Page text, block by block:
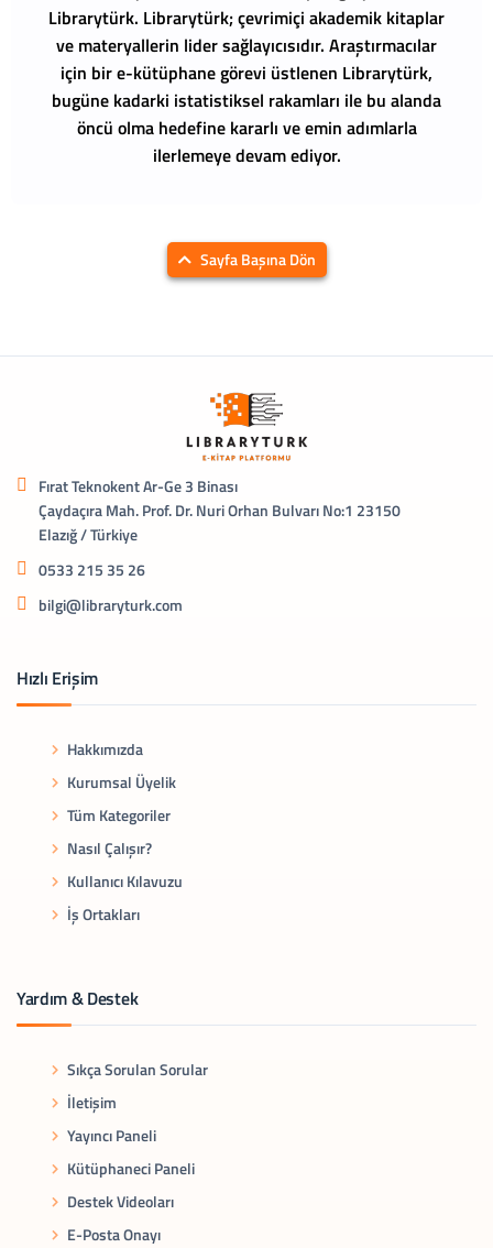
Librarytürk. Librarytürk; çevrimiçi akademik kitaplar
ve materyallerin lider sağlayıcısıdır. Araştırmacılar
için bir e-kütüphane görevi üstlenen Librarytürk,
bugüne kadarki istatistiksel rakamları ile bu alanda
öncü olma hedefine kararlı ve emin adımlarla
ilerlemeye devam ediyor.
Sayfa Başına Dön
Fırat Teknokent Ar-Ge 3 Binası
Çaydaçıra Mah. Prof. Dr. Nuri Orhan Bulvarı No:1 23150
Elazığ / Türkiye
0533 215 35 26
bilgi@libraryturk.com
Hızlı Erişim
Hakkımızda
Kurumsal Üyelik
Tüm Kategoriler
Nasıl Çalışır?
Kullanıcı Kılavuzu
İş Ortakları
Yardım & Destek
Sıkça Sorulan Sorular
İletişim
Yayıncı Paneli
Kütüphaneci Paneli
Destek Videoları
E-Posta Onayı